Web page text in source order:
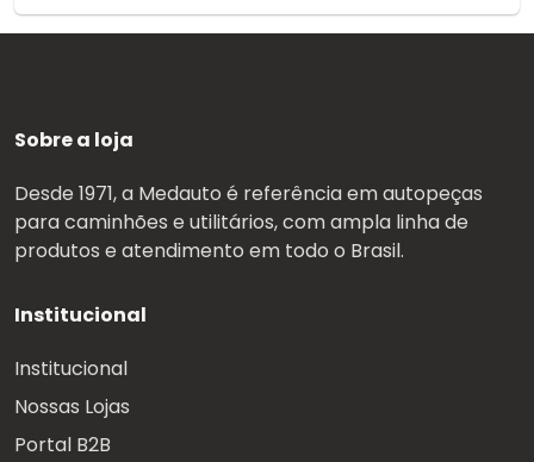
Sobre a loja
Desde 1971, a Medauto é referência em autopeças
para caminhões e utilitários, com ampla linha de
produtos e atendimento em todo o Brasil.
Institucional
Institucional
Nossas Lojas
Portal B2B